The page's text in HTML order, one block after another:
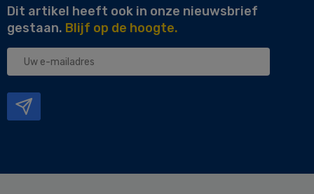
Dit artikel heeft ook in onze nieuwsbrief
gestaan. Blijf op de hoogte.
Uw